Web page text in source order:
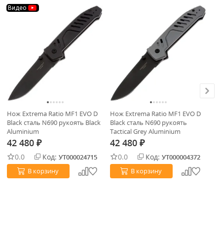
Видео
Нож Extrema Ratio MF1 EVO D
Black сталь N690 рукоять Black
Aluminium
42 480 ₽
0.0 Код: УТ000024715
В корзину
Нож Extrema Ratio MF1 EVO D
Black сталь N690 рукоять
Tactical Grey Aluminium
42 480 ₽
0.0 Код: УТ000004372
В корзину